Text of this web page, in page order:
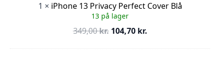
1 × iPhone 13 Privacy Perfect Cover Blå
13 på lager
349,00kr. Den
pris
104,70 kr.Den
pris